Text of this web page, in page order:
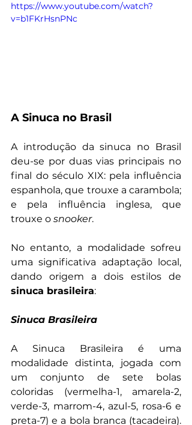
https://www.youtube.com/watch?
v=b1FKrHsnPNc
A Sinuca no Brasil
A introdução da sinuca no Brasil
deu-se por duas vias principais no
final do século XIX: pela influência
espanhola, que trouxe a carambola;
e pela influência inglesa, que
trouxe o snooker.
No entanto, a modalidade sofreu
uma significativa adaptação local,
sinuca brasileira:
Sinuca Brasileira
A Sinuca Brasileira é uma
modalidade distinta, jogada com
um conjunto de sete bolas
coloridas (vermelha-1, amarela-2,
verde-3, marrom-4, azul-5, rosa-6 e
preta-7) e a bola branca (tacadeira).